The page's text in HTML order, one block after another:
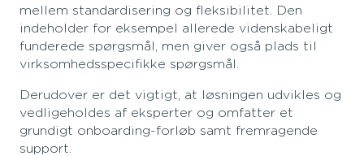
mellem standardisering og fleksibilitet. Den
indeholder for eksempel allerede videnskabeligt
funderede spørgsmål, men giver også plads til
virksomhedsspecifikke spørgsmål.
Derudover er det vigtigt, at løsningen udvikles og
vedligeholdes af eksperter og omfatter et
grundigt onboarding-forløb samt fremragende
support.